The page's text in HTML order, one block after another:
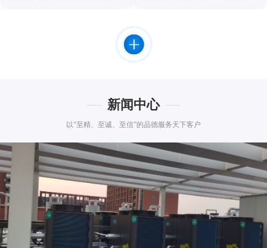
新闻中心
以“至精、至诚、至信”的品德服务天下客户